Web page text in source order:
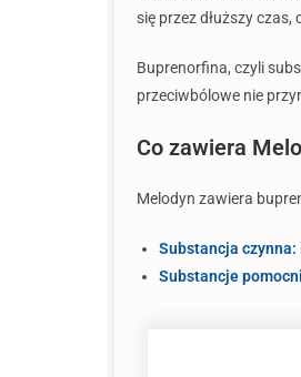
się przez dłuższy
Buprenorfina, czyli
przeciwbólowe nie
Co zawiera
Melodyn zawiera
Substancja czynna:
Substancje